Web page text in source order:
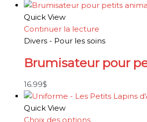
Quick View
Continuer la lecture
Divers - Pour les soins
Brumisateur pour
16.99$
Quick View
Choix des options